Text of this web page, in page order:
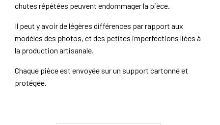
chutes répétées peuvent endommager la pièce.
Il peut y avoir de légères différences par rapport aux
modèles des photos, et des petites imperfections liées à
la production artisanale.
Chaque pièce est envoyée sur un support cartonné et
protégée.